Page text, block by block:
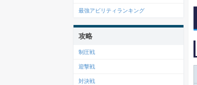
最強アビリティランキング
攻略
制圧戦
迎撃戦
対決戦